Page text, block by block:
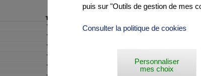
puis sur "Outils de gestion de mes
Consulter la politique de cookies
Personnaliser
mes choix